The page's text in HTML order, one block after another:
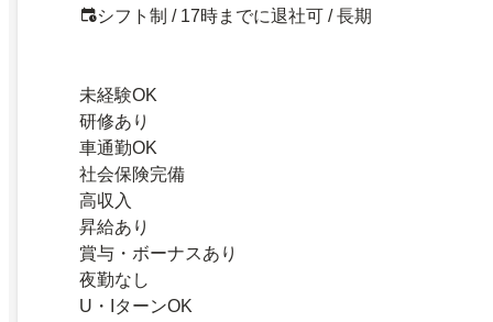
シフト制 / 17時までに退社可 / 長期
未経験OK
研修あり
車通勤OK
社会保険完備
高収入
昇給あり
賞与・ボーナスあり
夜勤なし
U・IターンOK